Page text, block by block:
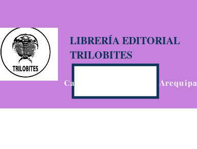
LIBRERÍA EDITORIAL
TRILOBITES
Calle San Agustín 201, Arequipa